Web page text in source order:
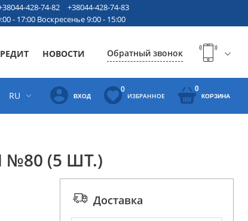
428-74-82
+38044-428-74-83
- 17:00 Воскресенье 9:00 - 15:00
НОВОСТИ Обратный звонок
RU ВХОД
0
ИЗБРАННОЕ
0
КОРЗИНА
№80 (5 ШТ.)
Доставка